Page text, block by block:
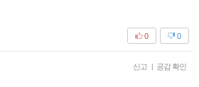
0
0
신고 | 공감 확인